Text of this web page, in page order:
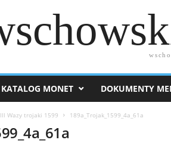
KATALOG MONET DOKUMENTY
Wazy trojaki 1599 189a_Trojak_1599_4a_61a